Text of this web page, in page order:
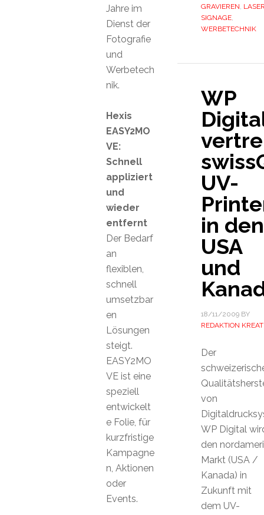
GRAVIEREN,
SIGNAGE,
WERBETECHNIK
WP
UV-
in den
USA
und
18/11/2009BY
REDAKTION
Der
von
WP Digital
den
Markt (USA /
Kanada) in
Zukunft mit
dem UV-
Jahre im
Dienst der
Fotografie
und
Werbetech
nik.
Hexis
EASY2MO
VE:
Schnell
appliziert
und
wieder
entfernt
Der Bedarf
an
flexiblen,
schnell
umsetzbar
en
Lösungen
steigt.
EASY2MO
VE ist eine
speziell
entwickelt
e Folie, für
kurzfristige
Kampagne
n, Aktionen
oder
Events.